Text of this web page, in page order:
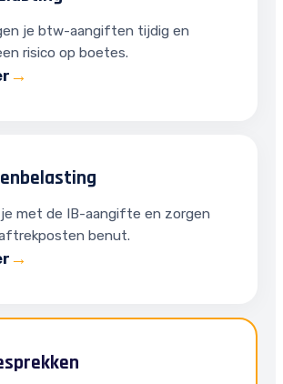
je btw-aangiften tijdig en
risico op boetes.
je met de IB-aangifte en zorgen
benut.